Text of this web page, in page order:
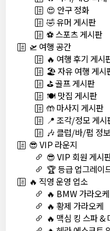
😍 안구 정화
🤣 유머 게시판
⚽ 스포츠 게시판
🛫 여행 공간
🔥 여행 후기 게시
🏖️ 자유 여행 게시
⛳ 골프 게시판
🍽️ 맛집 게시판
🤲 마사지 게시판
📍 조각/정모 게시
🎶 클럽/바/펍 정보
😎 VIP 라운지
😎 VIP 회원 게시
🏆 등급 업그레이
🔥 직영 운영 업소
🔥 BMW 가라오케
🔥 황제 가라오케
🔥 맥심 킹 스파 &